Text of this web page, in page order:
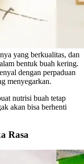
yang berkualitas, dan
bentuk buah kering.
dengan perpaduan
menyegarkan.
nutrisi buah tetap
akan bisa berhenti
Rasa